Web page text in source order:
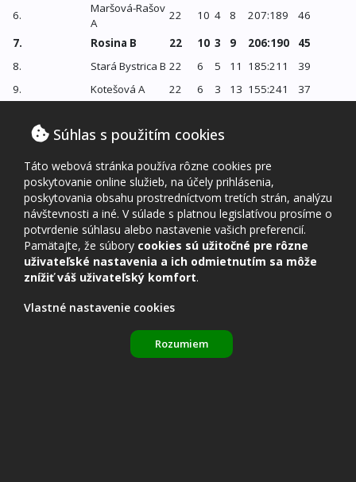
6.
Maršová-Rašov
A
22 10 4 8 207:189
46
7.
Rosina B 22 10 3 9 206:190
45
8.
Stará Bystrica B 22 6 5 11 185:211
39
9.
Kotešová A 22 6 3 13 155:241
37
Strečno B 22 3 6
12.
Rajec B 22 3 3 16 152:244
Úspešnosť hráčov Rosina B v sez. 2017/18 (odohrané
zápasy nad 33 %)
(legenda k tabuľke: Por. – poradie, K – kolá, Z – zápasy,
V – výhry, P – prehry)
Por.Hráč K Z V P skóre
Emília Máliková228751 36189 : 153
522824101 : 97 53,85 %
64 31125 : 122
51,56 %
Súhlas s použitím cookies
Táto webová stránka používa rôzne cookies pre
poskytovanie online služieb, na účely prihlásenia,
poskytovania obsahu prostredníctvom tretích strán, analýzu
návštevnosti a iné. V súlade s platnou legislatívou prosíme o
potvrdenie súhlasu alebo nastavenie vašich preferencií.
Pamätajte, že súbory cookies sú užitočné pre rôzne
uživateľské nastavenia a ich odmietnutím sa môže
znížiť váš uživateľský komfort.
Vlastné nastavenie cookies
Rozumiem